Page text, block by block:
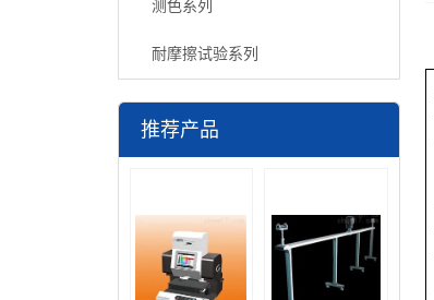
测色系列
耐摩擦试验系列
推荐产品